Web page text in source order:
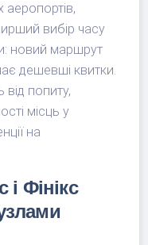
аеропортів,
вибір часу
новий маршрут
дешевші квитки.
від попиту,
місць у
на
Фінікс